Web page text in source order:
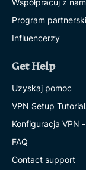
Współpracuj z
Program partnerski
Influencerzy
Get Help
Uzyskaj pomoc
VPN Setup
Konfiguracja VPN
FAQ
Contact support